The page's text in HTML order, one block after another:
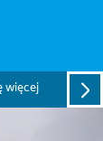
więcej